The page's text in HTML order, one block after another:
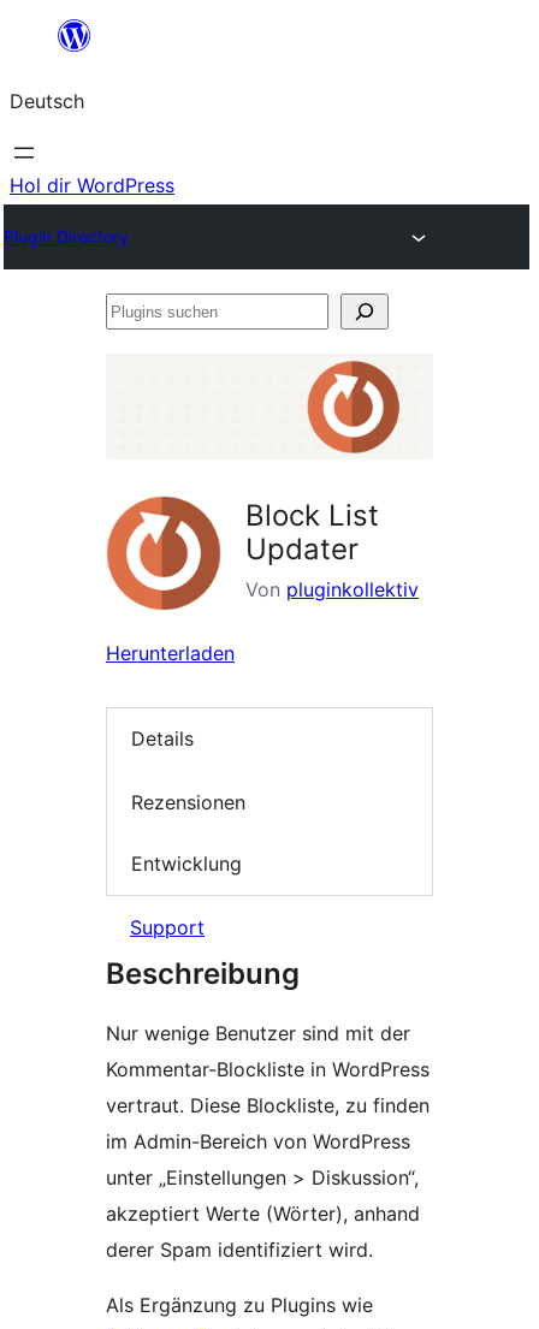
springen
Deutsch
Hol dir WordPress
Plugin Directory
Plugins
Block List
Updater
Von pluginkollektiv
Herunterladen
Details
Rezensionen
Entwicklung
Support
Beschreibung
Nur wenige Benutzer sind mit der
Kommentar-Blockliste in WordPress
vertraut. Diese Blockliste, zu finden
im Admin-Bereich von WordPress
unter „Einstellungen > Diskussion“,
akzeptiert Werte (Wörter), anhand
derer Spam identifiziert wird.
Als Ergänzung zu Plugins wie